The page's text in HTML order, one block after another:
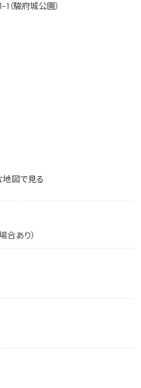
駿府城公園）
地図で見る
合あり）